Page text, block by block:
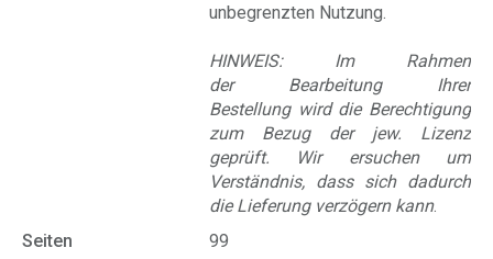
unbegrenzten Nutzung.
HINWEIS: Im Rahmen
der Bearbeitung Ihrer
Bestellung wird die Berechtigung
zum Bezug der jew. Lizenz
geprüft. Wir ersuchen um
Verständnis, dass sich dadurch
die Lieferung verzögern kann.
Seiten
99